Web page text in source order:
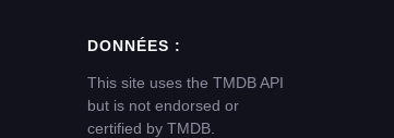
DONNÉES :
This site uses the TMDB API
but is not endorsed or
certified by TMDB.